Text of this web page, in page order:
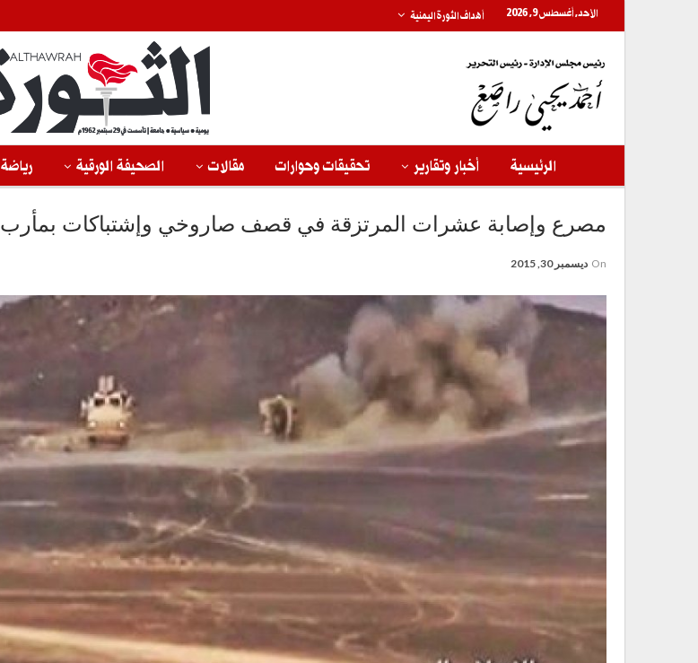
الأحد, أغسطس 9, 2026 أهداف الثورة اليمنية
الرئيسية أخبار وتقارير تحقيقات وحوارات مقالات الصحيفة الورقية رياضة
مصرع وإصابة عشرات المرتزقة في قصف صاروخي وإشتباكات بمأرب
On ديسمبر 30, 2015